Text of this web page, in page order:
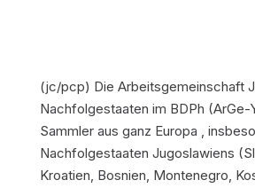
(jc/pcp) Die Arbeitsgemeinschaft
Nachfolgestaaten im BDPh (ArGe-
Sammler aus ganz Europa ,
Nachfolgestaaten Jugoslawiens
Kroatien, Bosnien, Montenegro,